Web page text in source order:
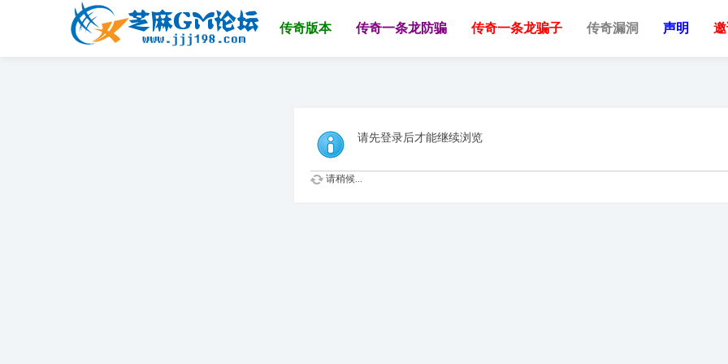
传奇版本 传奇一条龙防骗 传奇一条龙骗子 传奇漏洞 声明
请先登录后才能继续浏览
请稍候...